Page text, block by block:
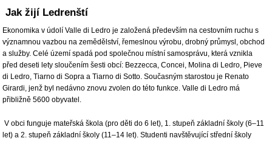
Jak žijí Ledrenští
Ekonomika v údolí Valle di Ledro je založená především na cestovním ruchu s
významnou vazbou na zemědělství, řemeslnou výrobu, drobný průmysl, obchod
a služby. Celé území spadá pod společnou místní samosprávu, která vznikla
před deseti lety sloučením šesti obcí: Bezzecca, Concei, Molina di Ledro, Pieve
di Ledro, Tiarno di Sopra a Tiarno di Sotto. Současným starostou je Renato
Girardi, jenž byl nedávno znovu zvolen do této funkce. Valle di Ledro má
přibližně 5600 obyvatel.
V obci funguje mateřská škola (pro děti do 6 let), 1. stupeň základní školy (6–11
let) a 2. stupeň základní školy (11–14 let). Studenti navštěvující střední školy